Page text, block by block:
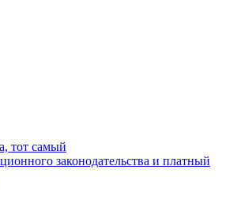
тот самый
законодательства и платный